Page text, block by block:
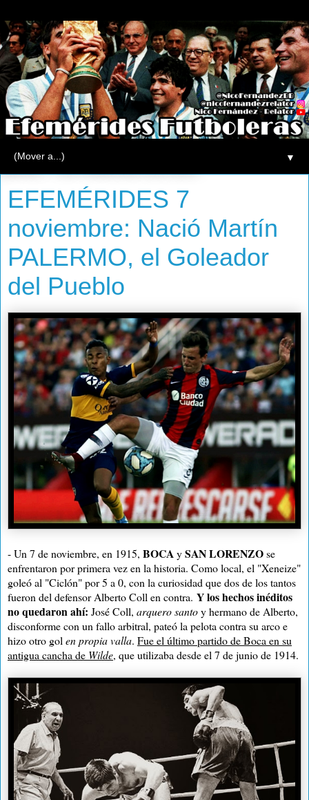
▼
jueves, 7 de noviembre de 2013
EFEMÉRIDES 7
noviembre: Nació Martín
PALERMO, el Goleador
del Pueblo
- Un 7 de noviembre, en 1915, BOCAySAN LORENZOse
enfrentaron por primera vez en la historia. Como local, el "Xeneize"
goleó al "Ciclón" por 5 a 0, con la curiosidad que dos de los tantos
fueron del defensor Alberto Coll en contra. Y los hechos inéditos
no quedaron ahí: José Coll, arquero santoy hermano de Alberto,
disconforme con un fallo arbitral, pateó la pelota contra su arco e
hizo otro gol en propia valla. Fue el último partido de Boca en su
antigua cancha de Wilde, que utilizaba desde el 7 de junio de 1914.